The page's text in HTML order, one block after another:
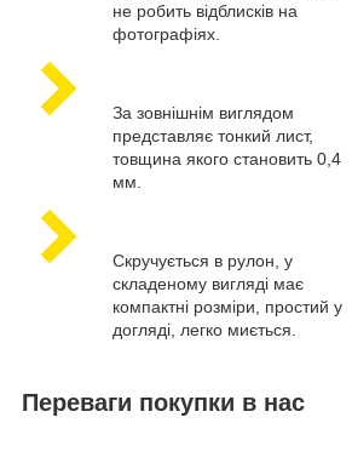
не робить відблисків на
фотографіях.
За зовнішнім виглядом
представляє тонкий лист,
товщина якого становить 0,4
мм.
Скручується в рулон, у
складеному вигляді має
компактні розміри, простий у
догляді, легко миється.
Переваги покупки в нас